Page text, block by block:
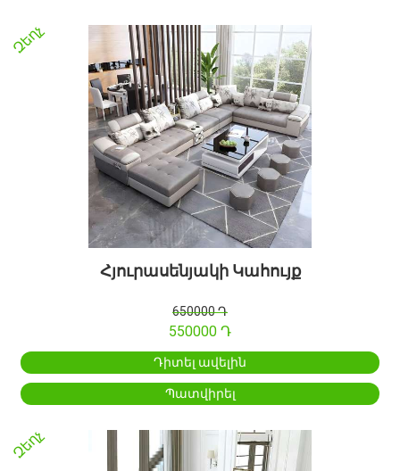
Զեղչ
Հյուրասենյակի Կահույք
650000 Դ
550000 Դ
Դիտել ավելին
Պատվիրել
Զեղչ